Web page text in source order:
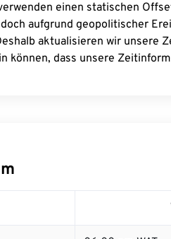
einen statischen
aufgrund geopolitischer
aktualisieren wir unsere
können, dass unsere